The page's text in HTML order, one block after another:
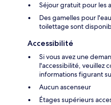
Séjour gratuit pour les
Des gamelles pour
toilettage sont
Accessibilité
Si vous avez une
l'accessibilité, veuillez
informations figurant
Aucun ascenseur
Étages supérieurs